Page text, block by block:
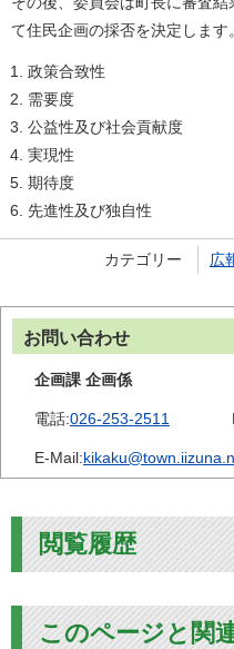
て住民企画の採否を決定します。
政策合致性
需要度
公益性及び社会貢献度
実現性
期待度
先進性及び独自性
カテゴリー 広
お問い合わせ
企画課 企画係
電話:026-253-2511
E-Mail:
閲覧履歴
このページと関